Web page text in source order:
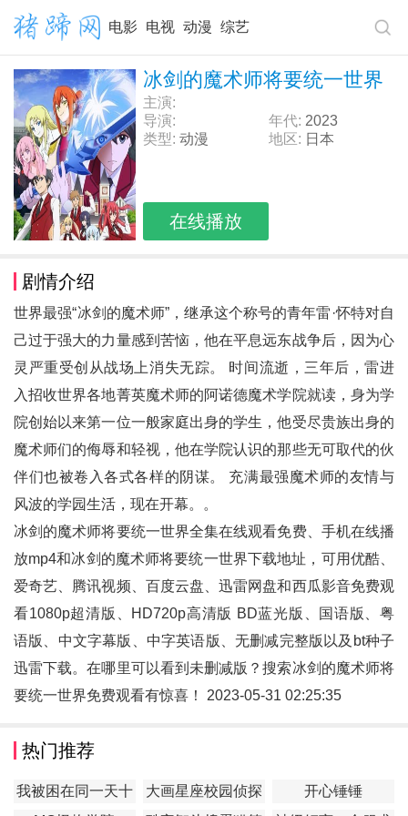
电影 电视 动漫 综艺
冰剑的魔术师将要统一世界
主演:
导演:
年代: 2023
类型: 动漫 地区: 日本
在线播放
剧情介绍
世界最强“冰剑的魔术师”，继承这个称号的青年雷·怀特对自
己过于强大的力量感到苦恼，他在平息远东战争后，因为心
灵严重受创从战场上消失无踪。 时间流逝，三年后，雷进
入招收世界各地菁英魔术师的阿诺德魔术学院就读，身为学
院创始以来第一位一般家庭出身的学生，他受尽贵族出身的
魔术师们的侮辱和轻视，他在学院认识的那些无可取代的伙
伴们也被卷入各式各样的阴谋。 充满最强魔术师的友情与
风波的学园生活，现在开幕。。
冰剑的魔术师将要统一世界全集在线观看免费、手机在线播
放mp4和冰剑的魔术师将要统一世界下载地址，可用优酷、
爱奇艺、腾讯视频、百度云盘、迅雷网盘和西瓜影音免费观
看1080p超清版、HD720p高清版 BD蓝光版、国语版、粤
语版、中文字幕版、中字英语版、无删减完整版以及bt种子
迅雷下载。在哪里可以看到未删减版？搜索冰剑的魔术师将
要统一世界免费观看有惊喜！ 2023-05-31 02:25:35
热门推荐
我被困在同一天十
大画星座校园侦探
开心锤锤